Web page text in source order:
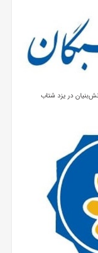
در یزد شتاب